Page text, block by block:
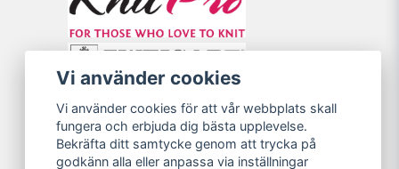
Vi använder cookies
Vi använder cookies för att vår webbplats skall
fungera och erbjuda dig bästa upplevelse.
Bekräfta ditt samtycke genom att trycka på
godkänn alla eller anpassa via inställningar